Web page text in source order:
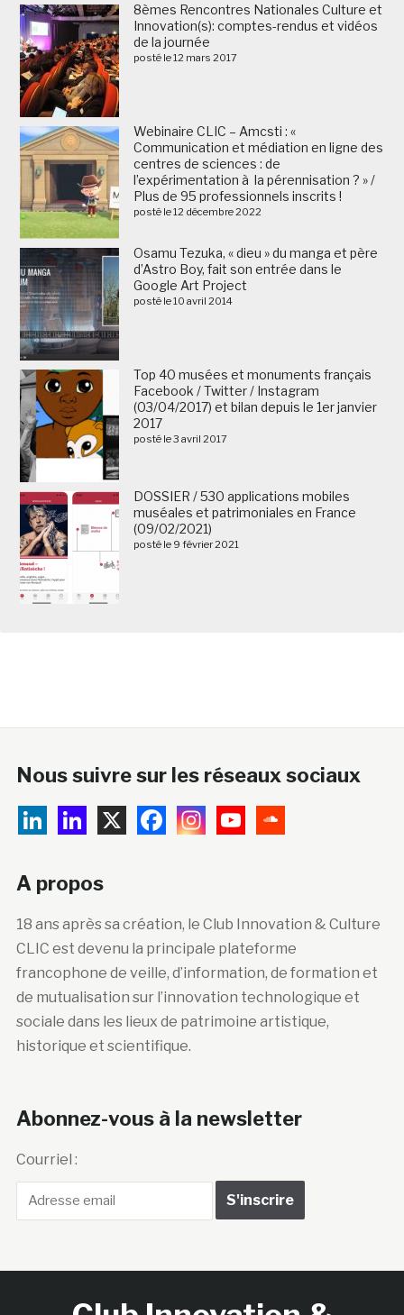
8èmes Rencontres Nationales Culture et
Innovation(s): comptes-rendus et vidéos
de la journée
posté le 12 mars 2017
Webinaire CLIC – Amcsti : «
Communication et médiation en ligne des
centres de sciences : de
l’expérimentation à la pérennisation ? » /
Plus de 95 professionnels inscrits !
posté le 12 décembre 2022
Osamu Tezuka, « dieu » du manga et père
d’Astro Boy, fait son entrée dans le
Google Art Project
posté le 10 avril 2014
Top 40 musées et monuments français
Facebook / Twitter / Instagram
(03/04/2017) et bilan depuis le 1er janvier
2017
posté le 3 avril 2017
DOSSIER / 530 applications mobiles
muséales et patrimoniales en France
(09/02/2021)
posté le 9 février 2021
Nous suivre sur les réseaux sociaux
A propos
18 ans après sa création, le Club Innovation & Culture
CLIC est devenu la principale plateforme
francophone de veille, d’information, de formation et
de mutualisation sur l’innovation technologique et
sociale dans les lieux de patrimoine artistique,
historique et scientifique.
Abonnez-vous à la newsletter
Courriel :